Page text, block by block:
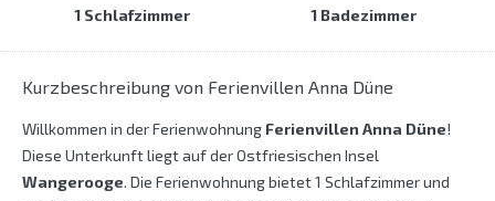
1 Schlafzimmer
1 Badezimmer
Kurzbeschreibung von Ferienvillen Anna Düne
Willkommen in der Ferienwohnung Ferienvillen Anna Düne!
Diese Unterkunft liegt auf der Ostfriesischen Insel
Wangerooge. Die Ferienwohnung bietet 1 Schlafzimmer und